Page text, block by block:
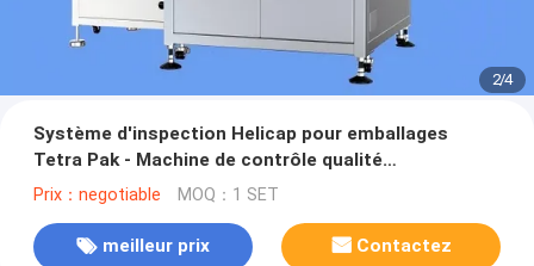
2/4
Système d'inspection Helicap pour emballages
Tetra Pak - Machine de contrôle qualité
automatisée
Prix：negotiable MOQ：1 SET
meilleur prix Contactez